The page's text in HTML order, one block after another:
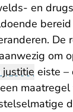
en
bereid
De
om
justitie eiste –